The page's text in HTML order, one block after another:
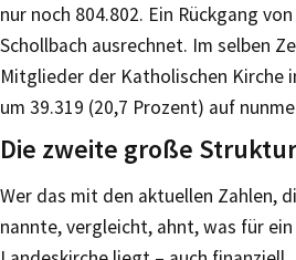
nur noch 804.802. Ein Rückgang
Schollbach ausrechnet. Im selben
Mitglieder der Katholischen Kirche
um 39.319 (20,7 Prozent) auf
Die zweite große
Wer das mit den aktuellen Zahlen,
nannte, vergleicht, ahnt, was für